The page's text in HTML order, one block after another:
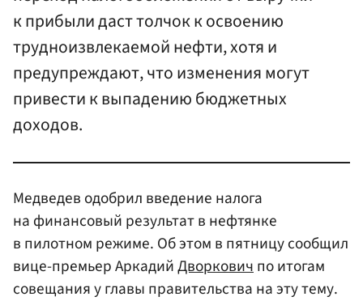
к прибыли даст толчок к освоению
трудноизвлекаемой нефти, хотя и
предупреждают, что изменения могут
привести к выпадению бюджетных
доходов.
Медведев одобрил введение налога
на финансовый результат в нефтянке
в пилотном режиме. Об этом в пятницу сообщил
вице-премьер АркадийДворковичпо итогам
совещания у главы правительства на эту тему.